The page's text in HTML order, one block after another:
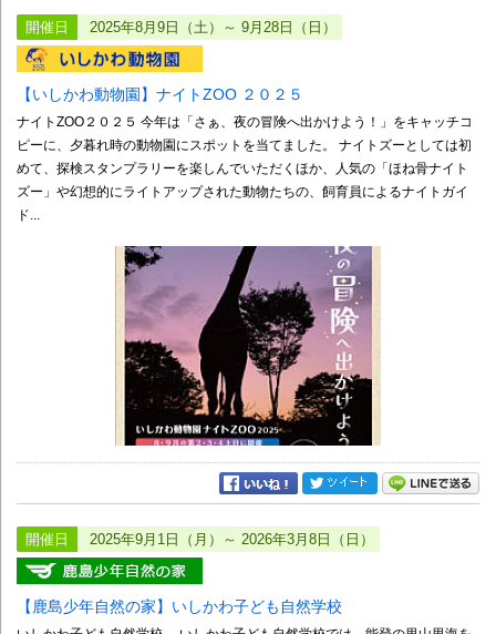
開催日 2025年8月9日（土）～ 9月28日（日）
【いしかわ動物園】ナイトZOO ２０２５
ナイトZOO２０２５ 今年は「さぁ、夜の冒険へ出かけよう！」をキャッチコ
ピーに、夕暮れ時の動物園にスポットを当てました。 ナイトズーとしては初
めて、探検スタンプラリーを楽しんでいただくほか、人気の「ほね骨ナイト
ズー」や幻想的にライトアップされた動物たちの、飼育員によるナイトガイ
ド...
開催日 2025年9月1日（月）～ 2026年3月8日（日）
【鹿島少年自然の家】いしかわ子ども自然学校